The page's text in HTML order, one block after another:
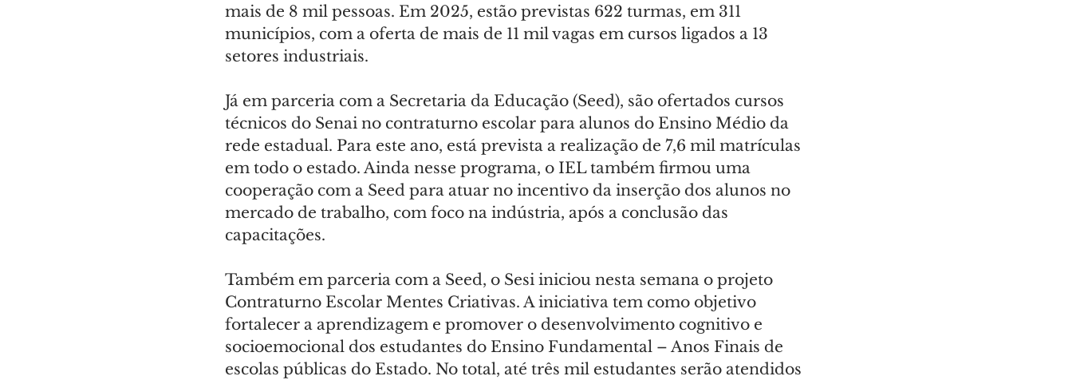
mais de 8 mil pessoas. Em 2025, estão previstas 622 turmas, em 311
municípios, com a oferta de mais de 11 mil vagas em cursos ligados a 13
setores industriais.
Já em parceria com a Secretaria da Educação (Seed), são ofertados cursos
técnicos do Senai no contraturno escolar para alunos do Ensino Médio da
rede estadual. Para este ano, está prevista a realização de 7,6 mil matrículas
em todo o estado. Ainda nesse programa, o IEL também firmou uma
cooperação com a Seed para atuar no incentivo da inserção dos alunos no
mercado de trabalho, com foco na indústria, após a conclusão das
capacitações.
Também em parceria com a Seed, o Sesi iniciou nesta semana o projeto
Contraturno Escolar Mentes Criativas. A iniciativa tem como objetivo
fortalecer a aprendizagem e promover o desenvolvimento cognitivo e
socioemocional dos estudantes do Ensino Fundamental – Anos Finais de
escolas públicas do Estado. No total, até três mil estudantes serão atendidos